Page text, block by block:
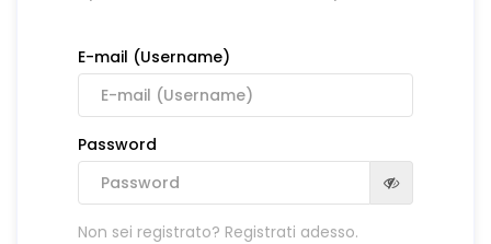
E-mail (Username)
Password
Non sei registrato? Registrati adesso.